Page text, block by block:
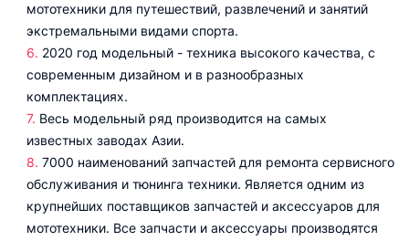
мототехники для путешествий, развлечений и занятий
экстремальными видами спорта.
2020 год модельный - техника высокого качества, с
современным дизайном и в разнообразных
комплектациях.
Весь модельный ряд производится на самых
известных заводах Азии.
7000 наименований запчастей для ремонта сервисного
обслуживания и тюнинга техники. Является одним из
крупнейших поставщиков запчастей и аксессуаров для
мототехники. Все запчасти и аксессуары производятся